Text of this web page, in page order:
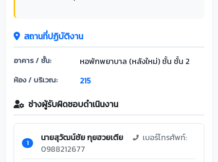
สถานที่ปฏิบัติงาน
อาคาร / ชั้น: หอพักพยาบาล (หลังใหม่) ชั้น ชั้น 2
ห้อง / บริเวณ: 215
ช่างผู้รับผิดชอบดำเนินงาน
1 นายสุวัฒน์ชัย กุยฮวยเตีย
เบอร์โทรศัพท์:
0988212677